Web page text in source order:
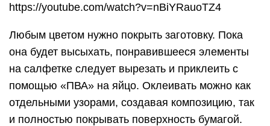
https://youtube.com/watch?v=nBiYRauoTZ4
Любым цветом нужно покрыть заготовку. Пока
она будет высыхать, понравившееся элементы
на салфетке следует вырезать и приклеить с
помощью «ПВА» на яйцо. Оклеивать можно как
отдельными узорами, создавая композицию, так
и полностью покрывать поверхность бумагой.